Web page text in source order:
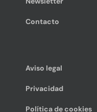
Contacto
Aviso legal
Privacidad
Política de cookies